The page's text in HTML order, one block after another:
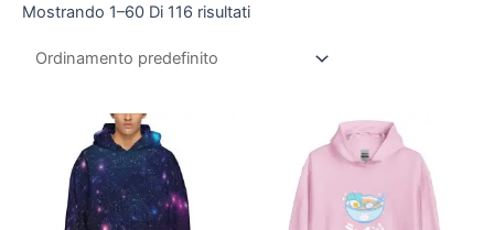
Mostrando 1–60 Di 116 risultati